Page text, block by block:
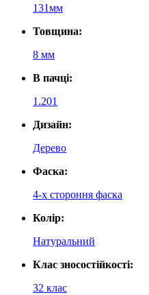
131мм
Товщина:
8 мм
В пачці:
1.201
Дизайн:
Дерево
Фаска:
4-х стороння фаска
Колір:
Натуральний
Клас зносостійкості:
32 клас